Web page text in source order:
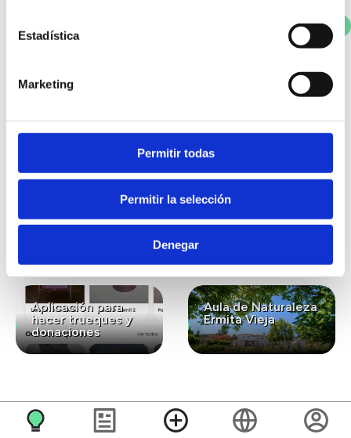
Estadística
Marketing
Permitir todas
Permitir la selección
Denegar
Votar
También te puede
interesar...
Lavanda ecológica
la conexión con la
Gastronomía
kilómetro cero
Aplicación para
hacer trueques y
donaciones
Aula de Naturaleza
Ermita Vieja